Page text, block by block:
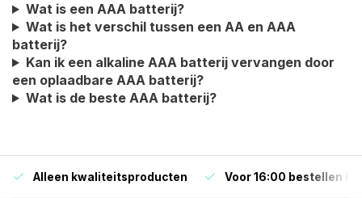
Wat is een AAA batterij?
Wat is het verschil tussen een AA en AAA
batterij?
Kan ik een alkaline AAA batterij vervangen door
een oplaadbare AAA batterij?
Wat is de beste AAA batterij?
Alleen kwaliteitsproducten Voor 16:00 bestellen is